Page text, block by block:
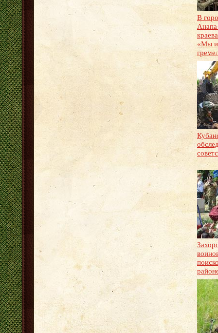
В
«Мы